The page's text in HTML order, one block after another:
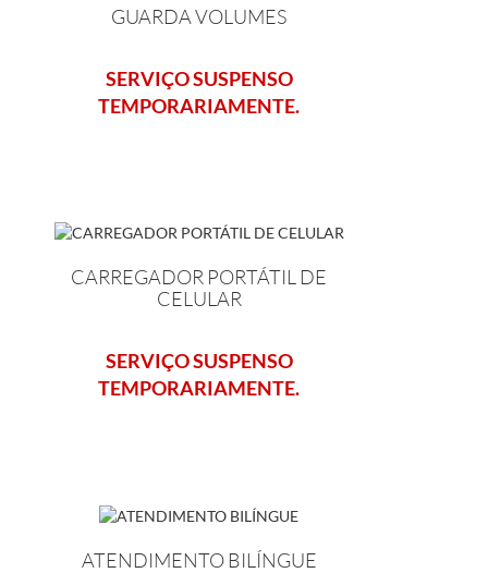
GUARDA VOLUMES
SERVIÇO SUSPENSO
TEMPORARIAMENTE.
CARREGADOR PORTÁTIL DE
CELULAR
SERVIÇO SUSPENSO
TEMPORARIAMENTE.
ATENDIMENTO BILÍNGUE